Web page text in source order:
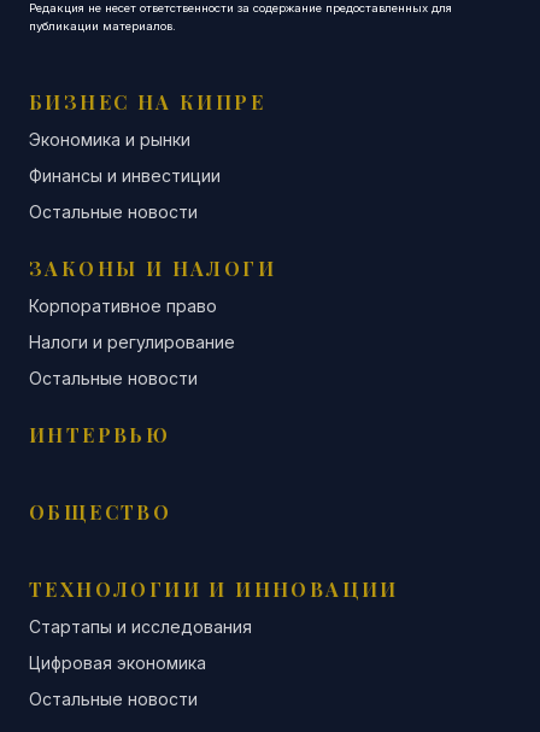
Редакция не несет ответственности за содержание предоставленных для
публикации материалов.
БИЗНЕС НА КИПРЕ
Экономика и рынки
Финансы и инвестиции
Остальные новости
ЗАКОНЫ И НАЛОГИ
Корпоративное право
Налоги и регулирование
Остальные новости
ИНТЕРВЬЮ
ОБЩЕСТВО
ТЕХНОЛОГИИ И ИННОВАЦИИ
Стартапы и исследования
Цифровая экономика
Остальные новости